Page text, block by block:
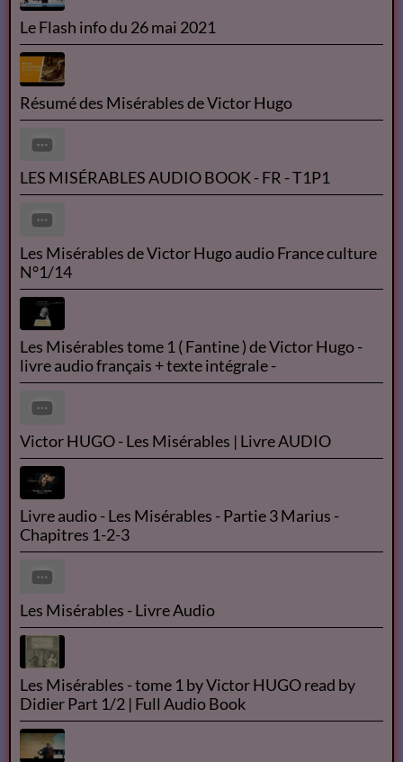
Le Flash info du 26 mai 2021
Résumé des Misérables de Victor Hugo
LES MISÉRABLES AUDIO BOOK - FR - T1P1
Les Misérables de Victor Hugo audio France culture
N°1/14
Les Misérables tome 1 ( Fantine ) de Victor Hugo -
livre audio français + texte intégrale -
Victor HUGO - Les Misérables | Livre AUDIO
Livre audio - Les Misérables - Partie 3 Marius -
Chapitres 1-2-3
Les Misérables - Livre Audio
Les Misérables - tome 1 by Victor HUGO read by
Didier Part 1/2 | Full Audio Book